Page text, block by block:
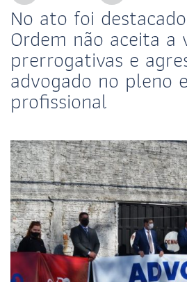
No ato foi
Ordem não aceita a
prerrogativas e
advogado no pleno
profissional